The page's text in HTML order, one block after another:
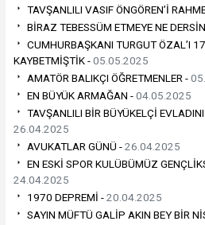
TAVŞANLILI VASIF ÖNGÖREN’İ
BİRAZ TEBESSÜM ETMEYE NE
CUMHURBAŞKANI TURGUT ÖZAL’I
KAYBETMİŞTİK -05.05.2025
AMATÖR BALIKÇI ÖĞRETMENLER -
EN BÜYÜK ARMAĞAN -04.05.2025
TAVŞANLILI BİR BÜYÜKELÇİ
26.04.2025
AVUKATLAR GÜNÜ -26.04.2025
EN ESKİ SPOR KULÜBÜMÜZ
24.04.2025
1970 DEPREMİ -20.04.2025
SAYIN MÜFTÜ GALİP AKIN BEY BİR